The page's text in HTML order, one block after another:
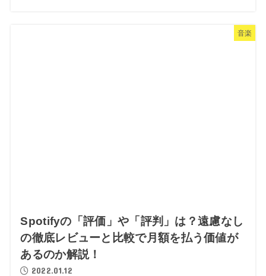
音楽
Spotifyの「評価」や「評判」は？遠慮なし
の徹底レビューと比較で月額を払う価値が
あるのか解説！
2022.01.12